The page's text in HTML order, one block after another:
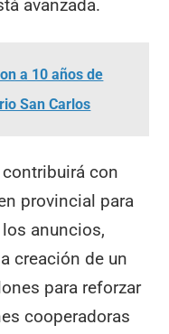
avanzada.
a 10 años de
San Carlos
con
provincial para
anuncios,
creación de un
para reforzar
cooperadoras